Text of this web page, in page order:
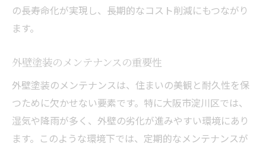
の長寿命化が実現し、長期的なコスト削減にもつながり
ます。
外壁塗装のメンテナンスの重要性
外壁塗装のメンテナンスは、住まいの美観と耐久性を保
つために欠かせない要素です。特に大阪市淀川区では、
湿気や降雨が多く、外壁の劣化が進みやすい環境にあり
ます。このような環境下では、定期的なメンテナンスが